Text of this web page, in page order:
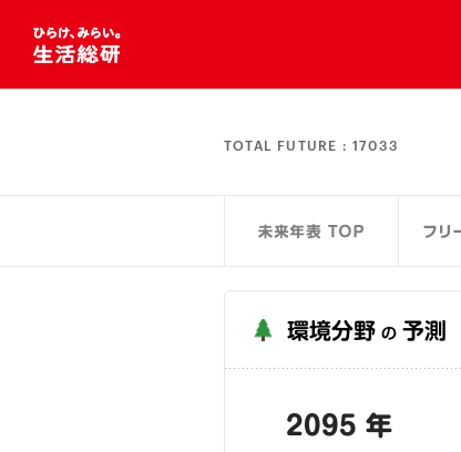
TOTAL FUTURE : 17033
環境分野 の 予測
2095 年